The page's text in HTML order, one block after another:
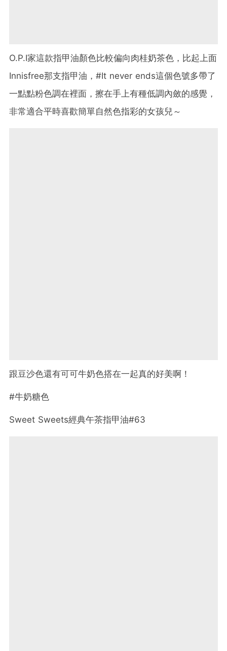
O.P.I家這款指甲油顏色比較偏向肉桂奶茶色，比起上面
Innisfree那支指甲油，#It never ends這個色號多帶了
一點點粉色調在裡面，擦在手上有種低調內斂的感覺，
非常適合平時喜歡簡單自然色指彩的女孩兒～
跟豆沙色還有可可牛奶色搭在一起真的好美啊！
#牛奶糖色
Sweet Sweets經典午茶指甲油#63